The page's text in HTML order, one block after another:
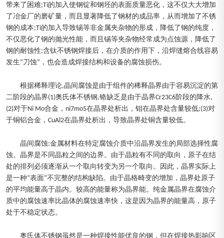
带来了困难;Ti的加入使钢锭和钢坯的表面质量恶化，这不仅大大增加
了冶金厂的磨矿量，而且显著降低了钢材的成品率，从而增加了不锈
钢的成本;Ti的加入导致锡等非金属夹杂物的形成，降低了钢的纯度，
不仅恶化了钢的抛光性能，而且锡等夹杂物经常成为点蚀源，降低了
钢的耐蚀性;含钛不锈钢焊接后，在介质的作用下，沿焊缝熔合线容易
发生“刀蚀”，也会造成焊接结构和设备的腐蚀损伤。
根据稀释理论,晶间腐蚀是由于组件的稀释晶界由于容易沉淀的第
二阶段的晶界(1)奥氏体不锈钢,铬缺乏是由于晶界Cr23C6阶段的降水,
(2)对于Ni Mo合金，ni7mo5在晶界处析出，钼在晶界处含量较低;(3)对
于铜铝合金，CuAl2在晶界处析出，导致晶界处铜含量较低。
晶间腐蚀:金属材料在特定腐蚀介质中沿晶界发生的局部选择性腐
蚀。晶界是不同晶粒之间的边界。由于晶粒有不同的取向，原子在结
处的排列必须逐渐从一个取向转变为另一个取向。因此，晶界实际上
是一种“表面”不完整的结构缺陷。由于晶格畸变的增加，晶界处原子
的平均能量高于晶内。较高的能量称为晶界能。纯金属晶界在腐蚀介
质中的腐蚀速率比晶体的腐蚀速率快，这是因为晶界的能量高，原子
处于不稳定状态。
奥氏体不锈钢虽然是一种焊接性能优良的钢，但在焊接热影响区